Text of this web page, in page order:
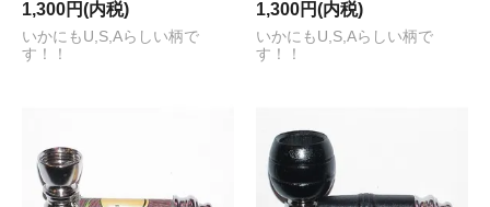
1,300円(内税)
いかにもU,S,Aらしい柄で
す！！
1,300円(内税)
いかにもU,S,Aらしい柄で
す！！